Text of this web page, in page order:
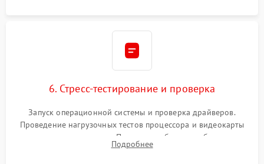
6. Стресс-тестирование и проверка
Запуск операционной системы и проверка драйверов.
Проведение нагрузочных тестов процессора и видеокарты
для контроля температур. Проверка работоспособности всех
USB-портов, аудиовыходов и сетевого подключения.
Подробнее